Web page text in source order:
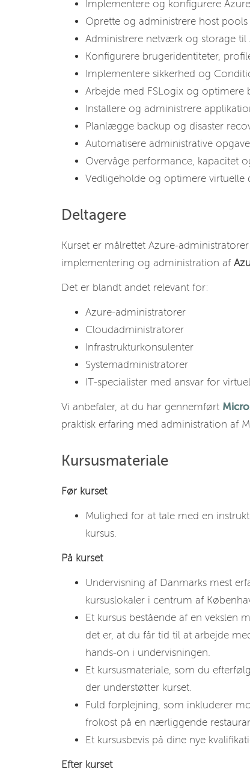
Implementere og konfigurere
Oprette og administrere host pools
Administrere netværk og storage til
Konfigurere brugeridentiteter,
Implementere sikkerhed og
Arbejde med FSLogix og optimere
Installere og administrere
Planlægge backup og disaster
Automatisere administrative
Overvåge performance, kapacitet
Vedligeholde og optimere virtuelle
Deltagere
Kurset er målrettet Azure-
implementering og administration af
Det er blandt andet relevant for:
Azure-administratorer
Cloudadministratorer
Infrastrukturkonsulenter
Systemadministratorer
IT-specialister med ansvar for
Vi anbefaler, at du har gennemført
praktisk erfaring med administration af
Kursusmateriale
Før kurset
Mulighed for at tale med en
kursus.
På kurset
Undervisning af Danmarks mest
kursuslokaler i centrum af
Et kursus bestående af en vekslen
det er, at du får tid til at arbejde
hands-on i undervisningen.
Et kursusmateriale, som du
der understøtter kurset.
Fuld forplejning, som inkluderer
frokost på en nærliggende
Et kursusbevis på dine nye
Efter kurset